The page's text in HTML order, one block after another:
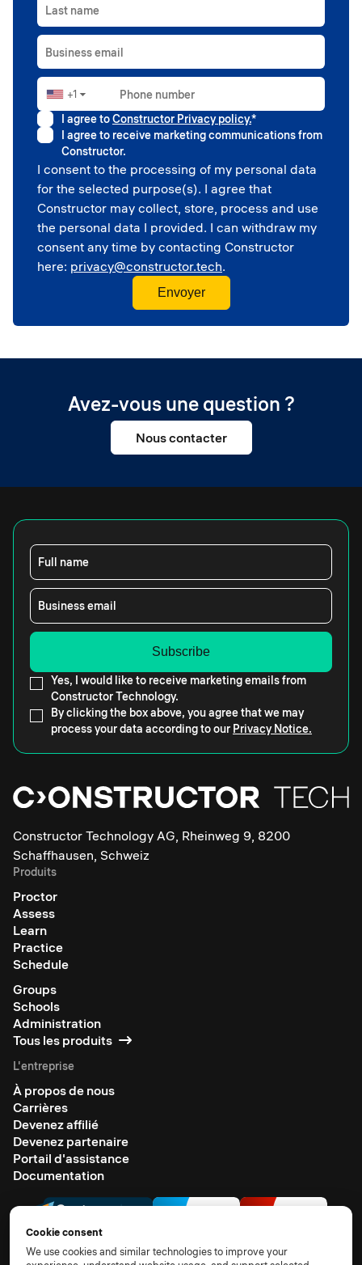
Last name
Business email
Phone number
+1 ▼
I agree toConstructor Privacy policy.*
I agree to receive marketing communications from
Constructor.
I consent to the processing of my personal data
for the selected purpose(s). I agree that
Constructor may collect, store, process and use
the personal data I provided. I can withdraw my
consent any time by contacting Constructor
here: privacy@constructor.tech.
Avez-vous une question ?
Nous contacter
Full name
Business email
Yes, I would like to receive marketing emails from
Constructor Technology.
By clicking the box above, you agree that we may
process your data according to our Privacy Notice.
Constructor Technology AG, Rheinweg 9, 8200
Schaffhausen, Schweiz
Produits
Proctor
Assess
Learn
Practice
Schedule
Groups
Schools
Administration
Tous les produits
L'entreprise
À propos de nous
Carrières
Devenez affilié
Devenez partenaire
Portail d'assistance
Documentation
Cookie consent
We use cookies and similar technologies to improve your